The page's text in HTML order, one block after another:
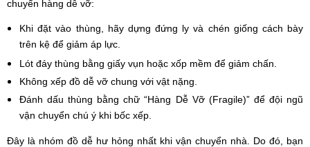
chuyển hàng dễ vỡ:
Khi đặt vào thùng, hãy dựng đứng ly và chén giống cách bày
trên kệ để giảm áp lực.
Lót đáy thùng bằng giấy vụn hoặc xốp mềm để giảm chấn.
Không xếp đồ dễ vỡ chung với vật nặng.
Đánh dấu thùng bằng chữ “Hàng Dễ Vỡ (Fragile)” để đội ngũ
vận chuyển chú ý khi bốc xếp.
Đây là nhóm đồ dễ hư hỏng nhất khi vận chuyển nhà. Do đó, bạn